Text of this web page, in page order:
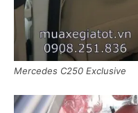
Mercedes C250 Exclusive